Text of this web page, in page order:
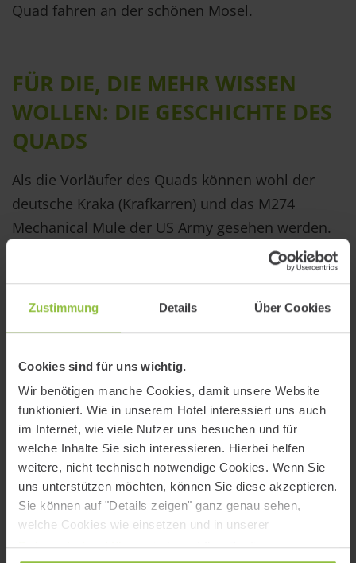
Zustimmung Details Über Cookies
Cookies sind für uns wichtig.
Wir benötigen manche Cookies, damit unsere Website
funktioniert. Wie in unserem Hotel interessiert uns auch
im Internet, wie viele Nutzer uns besuchen und für
welche Inhalte Sie sich interessieren. Hierbei helfen
weitere, nicht technisch notwendige Cookies. Wenn Sie
uns unterstützen möchten, können Sie diese akzeptieren.
Sie können auf "Details zeigen" ganz genau sehen,
welche Cookies wie einsetzen und in unserer
Datenschutzerklärungjederzeit Ihre Zustimmung
Quad fahren an der schönen Mosel.
FÜR DIE, DIE MEHR WISSEN
WOLLEN: DIE GESCHICHTE DES
QUADS
Als die Vorläufer des Quads können wohl der
deutsche Kraka (Krafkarren) und das M274
Mechanical Mule der US Army gesehen werden.
Der Kraka wurde schon 1962 auf den Markt
Forstwirtschaft eingesetzt werden. Das
Struktur dieser Fahrzeuge wohl als Basis für die
modernen Quads gedient haben mag, waren
diese Fahrzeuge noch wenig alltagstauglich und
hatten daher wenig Relevanz für den allgemeinen
Gebrauch. Erst angepasste Varianten dieser
Gefährte konnten dann später ihren Einzug in die
Freizeitwelt feiern.
In den 1980er Jahren wurden in den USA